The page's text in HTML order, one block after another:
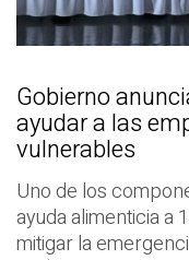
Gobierno
ayudar a las
vulnerables
Uno de los
ayuda alimenticia a
mitigar la